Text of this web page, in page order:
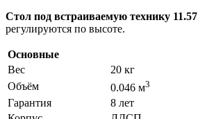
Стол под встраиваемую технику 11.57
регулируются по высоте.
Основные
Вес
20 кг
Объём
0.046 м3
Гарантия
8 лет